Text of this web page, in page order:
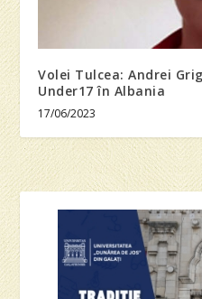
Volei Tulcea: Andrei
Under17 în Albania
17/06/2023